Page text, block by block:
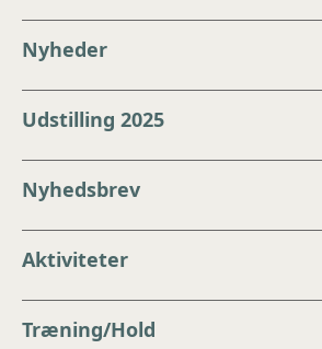
Nyheder
Udstilling 2025
Nyhedsbrev
Aktiviteter
Træning/Hold